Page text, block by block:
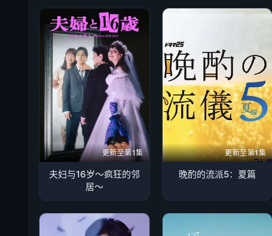
更新至第1集
夫妇与16岁～疯狂的邻
居～
更新至第1集
晚酌的流派5：夏篇